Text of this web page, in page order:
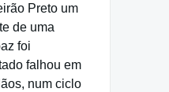
Preto um
de uma
foi
falhou em
num ciclo